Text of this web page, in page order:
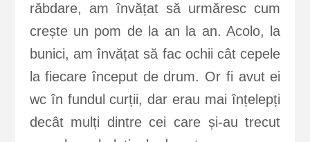
răbdare, am învățat să urmăresc cum
crește un pom de la an la an. Acolo, la
bunici, am învățat să fac ochii cât cepele
la fiecare început de drum. Or fi avut ei
wc în fundul curții, dar erau mai înțelepți
decât mulți dintre cei care și-au trecut